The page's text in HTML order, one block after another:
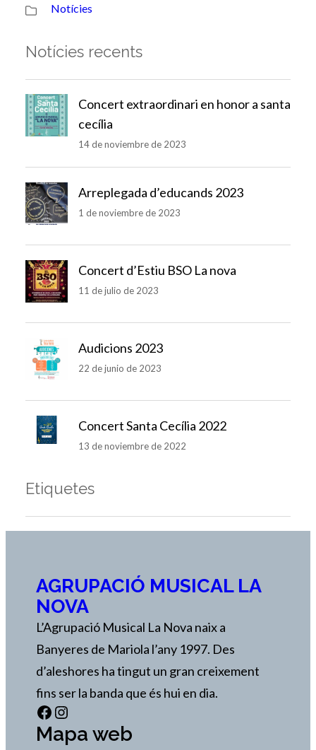
Notícies
Notícies recents
Concert extraordinari en honor a santa
cecília
14 de noviembre de 2023
Arreplegada d’educands 2023
1 de noviembre de 2023
Concert d’Estiu BSO La nova
11 de julio de 2023
Audicions 2023
22 de junio de 2023
Concert Santa Cecília 2022
13 de noviembre de 2022
Etiquetes
AGRUPACIÓ MUSICAL LA
NOVA
L’Agrupació Musical La Nova naix a
Banyeres de Mariola l’any 1997. Des
d’aleshores ha tingut un gran creixement
fins ser la banda que és hui en dia.
Facebook Instagram
Mapa web